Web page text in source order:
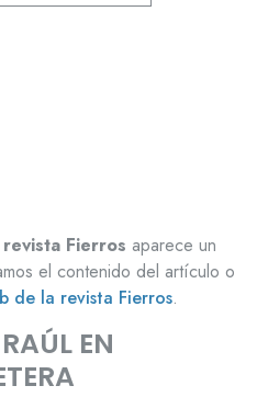
revista Fierros aparece un
el contenido del artículo o
de la revista Fierros.
EN